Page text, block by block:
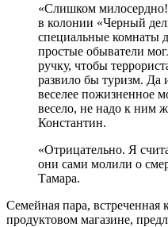
«Слишком
в колонии «Черный
специальные комнаты
простые обыватели
ручку, чтобы
развило бы туризм. Да
веселее пожизненное
весело, не надо к ним
Константин.
«Отрицательно. Я
они сами молили о
Тамара.
Семейная пара, встреченная
продуктовом магазине,